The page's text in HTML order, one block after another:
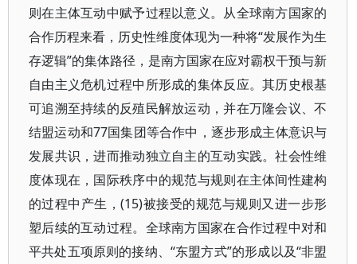
则在主体互动中赋予过程以意义。从全球南方国家的
合作历程来看，历史性维度体现为一种将“发展作为生
存逻辑”的集体路径，是南方国家在应对霸权干预与新
自由主义危机过程中所形成的集体反应。其历史根基
可追溯至持续的反殖民解放运动，并在万隆会议、不
结盟运动和77国集团等合作中，逐步形成主体意识与
发展共识，进而推动独立自主的互动实践。社会性维
度体现在，国际秩序中的规范与规则在主体间性建构
的过程中产生，(15)被接受的规范与规则又进一步形
塑后续的互动过程。全球南方国家在合作过程中对和
平共处五项原则的接纳、“东盟方式”的形成以及“非盟